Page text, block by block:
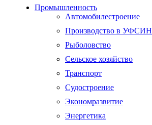
Промышленность
Автомобилестроение
Производство в УФСИН
Рыболовство
Сельское хозяйство
Транспорт
Судостроение
Экономразвитие
Энергетика